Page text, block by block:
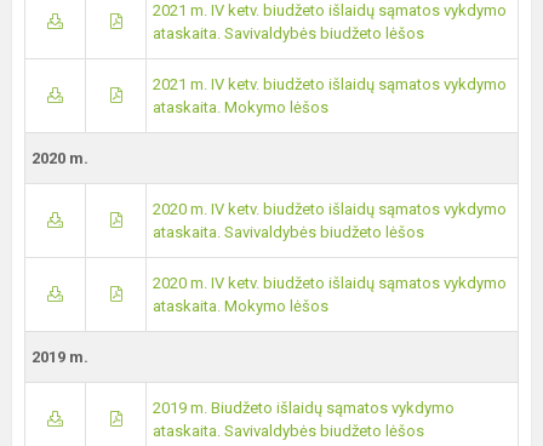
2021 m. IV ketv. biudžeto išlaidų sąmatos vykdymo
ataskaita. Savivaldybės biudžeto lėšos
2021 m. IV ketv. biudžeto išlaidų sąmatos vykdymo
ataskaita. Mokymo lėšos
2020 m.
2020 m. IV ketv. biudžeto išlaidų sąmatos vykdymo
ataskaita. Savivaldybės biudžeto lėšos
2020 m. IV ketv. biudžeto išlaidų sąmatos vykdymo
ataskaita. Mokymo lėšos
2019 m.
2019 m. Biudžeto išlaidų sąmatos vykdymo
ataskaita. Savivaldybės biudžeto lėšos